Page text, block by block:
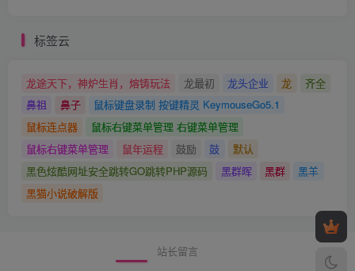
标签云
龙途天下，神炉生肖，熔铸玩法 龙最初 龙头企业 龙
齐全
鼻祖
鼻子
鼠标键盘录制 按键精灵 KeymouseGo5.1
鼠标连点器
鼠标右键菜单管理 右键菜单管理
鼠标右键菜单管理
鼠年运程 鼓励 鼓
默认
黑色炫酷网址安全跳转GO跳转PHP源码
黑群晖 黑群
黑羊
黑猫小说破解版
站长留言